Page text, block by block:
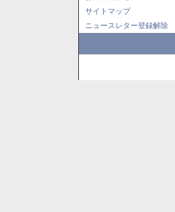
サイトマップ
ニュースレター登録解除